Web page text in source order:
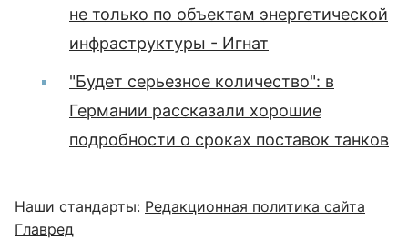
не только по объектам энергетической
инфраструктуры - Игнат
"Будет серьезное количество": в
Германии рассказали хорошие
подробности о сроках поставок танков
Наши стандарты: Редакционная политика сайта
Главред